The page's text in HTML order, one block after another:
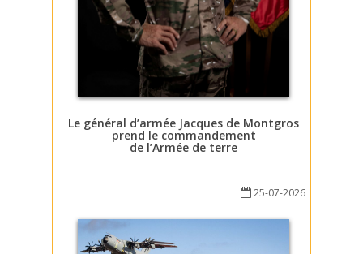
Le général d’armée Jacques de Montgros
prend le commandement
de l’Armée de terre
25-07-2026